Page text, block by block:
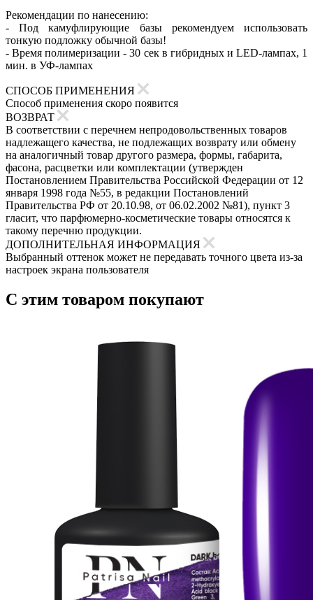
Рекомендации по нанесению:
- Под камуфлирующие базы рекомендуем использовать
тонкую подложку обычной базы!
- Время полимеризации - 30 сек в гибридных и LED-лампах, 1
мин. в УФ-лампах
СПОСОБ ПРИМЕНЕНИЯ
Способ применения скоро появится
ВОЗВРАТ
В соответствии с перечнем непродовольственных товаров
надлежащего качества, не подлежащих возврату или обмену
на аналогичный товар другого размера, формы, габарита,
фасона, расцветки или комплектации (утвержден
Постановлением Правительства Российской Федерации от 12
января 1998 года №55, в редакции Постановлений
Правительства РФ от 20.10.98, от 06.02.2002 №81), пункт 3
гласит, что парфюмерно-косметические товары относятся к
такому перечню продукции.
ДОПОЛНИТЕЛЬНАЯ ИНФОРМАЦИЯ
Выбранный оттенок может не передавать точного цвета из-за
настроек экрана пользователя
С этим товаром покупают